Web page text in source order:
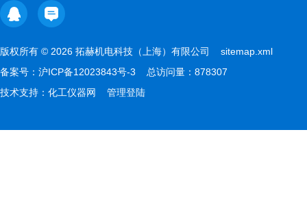
版权所有 © 2026 拓赫机电科技（上海）有限公司 sitemap.xml
备案号： 沪ICP备12023843号-3 总访问量：878307
技术支持： 化工仪器网 管理登陆